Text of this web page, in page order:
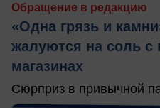
Обращение в редакцию
«Одна грязь и
жалуются на соль с
магазинах
Сюрприз в привычной